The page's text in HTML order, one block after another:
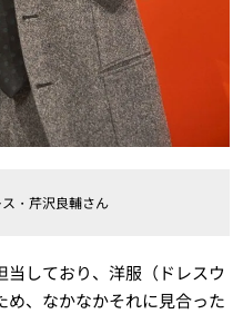
・芹沢良輔さん
当しており、洋服（ドレスウ
、なかなかそれに見合った